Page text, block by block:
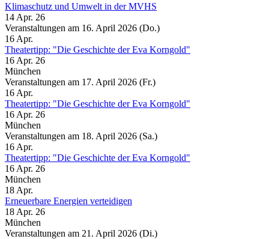
Klimaschutz und Umwelt in der MVHS
14 Apr. 26
Veranstaltungen am 16. April 2026 (Do.)
16 Apr.
Theatertipp: "Die Geschichte der Eva Korngold"
16 Apr. 26
München
Veranstaltungen am 17. April 2026 (Fr.)
16 Apr.
Theatertipp: "Die Geschichte der Eva Korngold"
16 Apr. 26
München
Veranstaltungen am 18. April 2026 (Sa.)
16 Apr.
Theatertipp: "Die Geschichte der Eva Korngold"
16 Apr. 26
München
18 Apr.
Erneuerbare Energien verteidigen
18 Apr. 26
München
Veranstaltungen am 21. April 2026 (Di.)